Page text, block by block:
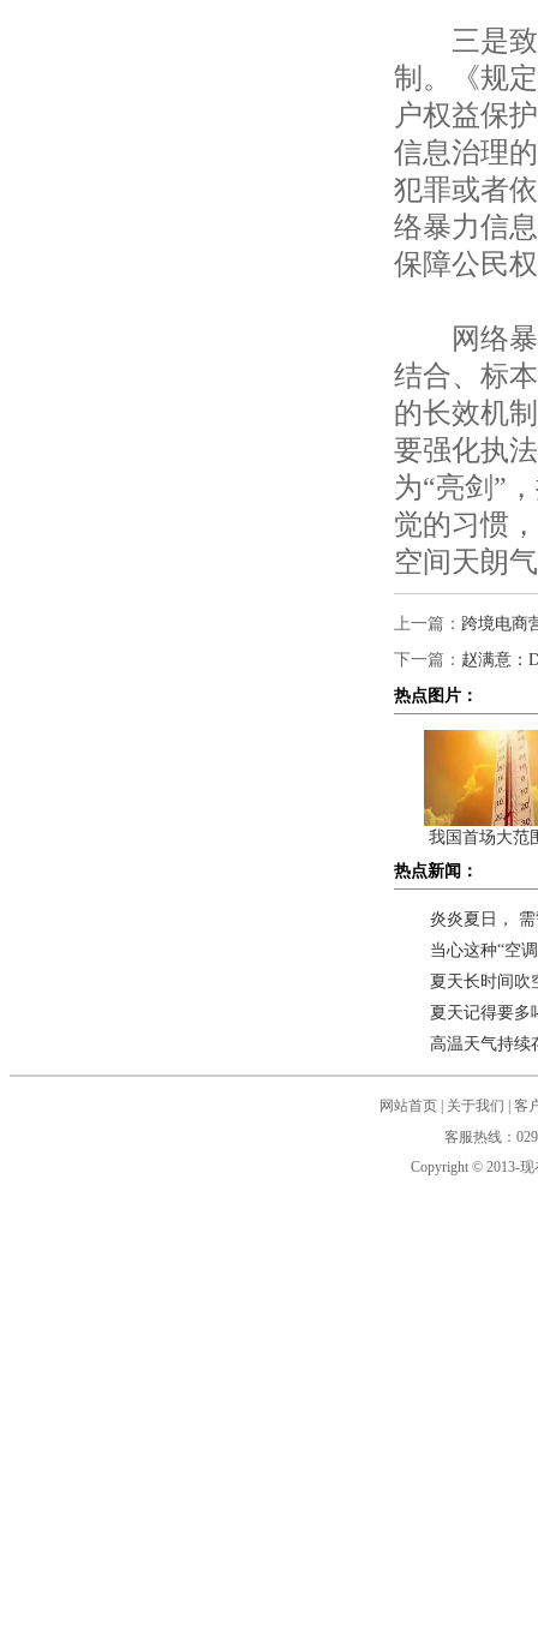
三是致
制。《规
户权益保
信息治理
犯罪或者
络暴力信
保障公民
网络暴
结合、标
的长效机
要强化执
为“亮剑”
觉的习惯
空间天朗
上一篇： 跨境电商
下一篇： 赵满意：
热点图片：
我国首场大范
热点新闻：
炎炎夏日，
当心这种“空
夏天长时间吹
夏天记得要多
高温天气持续
网站首页 | 关于我们 | 客
客服热线：
Copyright © 2013-